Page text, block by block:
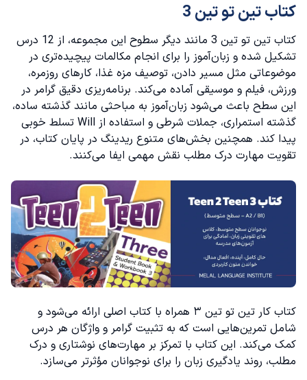
کتاب تین تو تین 3
کتاب تین تو تین 3 مانند دیگر سطوح این مجموعه، از 12 درس
تشکیل شده و زبان‌آموز را برای انجام مکالمات پیچیده‌تری در
موضوعاتی مثل مسیر دادن، توصیف مزه غذا، کارهای روزمره،
ورزش، فیلم و موسیقی آماده می‌کند. برنامه‌ریزی دقیق گرامر در
این سطح باعث می‌شود زبان‌آموز به مباحثی مانند گذشته ساده،
گذشته استمراری، جملات شرطی و استفاده از Will تسلط خوبی
پیدا کند. همچنین بخش‌های متنوع ریدینگ در پایان کتاب، در
تقویت مهارت درک مطلب نقش مهمی ایفا می‌کنند.
کتاب کار تین تو تین ۳ همراه با کتاب اصلی ارائه می‌شود و
شامل تمرین‌هایی است که به تثبیت گرامر و واژگان هر درس
کمک می‌کند. این کتاب با تمرکز بر مهارت‌های نوشتاری و درک
مطلب، روند یادگیری زبان را برای نوجوانان مؤثرتر می‌سازد.